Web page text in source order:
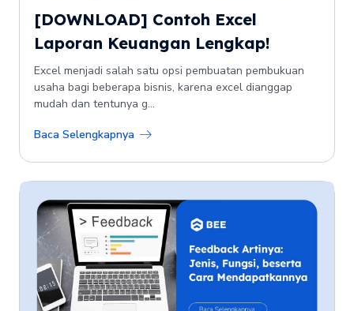
[DOWNLOAD] Contoh Excel
Laporan Keuangan Lengkap!
Excel menjadi salah satu opsi pembuatan pembukuan
usaha bagi beberapa bisnis, karena excel dianggap
mudah dan tentunya g...
Baca Selengkapnya